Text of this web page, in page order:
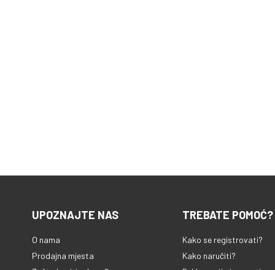
UPOZNAJTE NAS
O nama
Prodajna mjesta
TREBATE POMOĆ?
Kako se registrovati?
Kako naručiti?